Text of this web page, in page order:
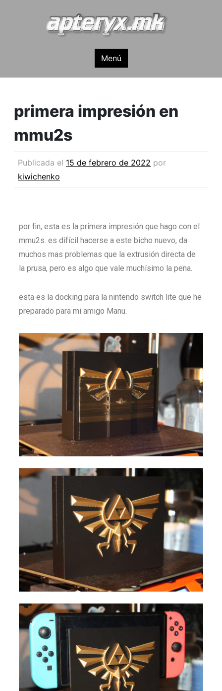
apteryx.mk
Menú
primera impresión en
mmu2s
Publicada el 15 de febrero de 2022 por
kiwichenko
por fin, esta es la primera impresión que hago con el
mmu2s. es difícil hacerse a este bicho nuevo, da
muchos mas problemas que la extrusión directa de
la prusa, pero es algo que vale muchísimo la pena.
esta es la docking para la nintendo switch lite que he
preparado para mi amigo Manu.